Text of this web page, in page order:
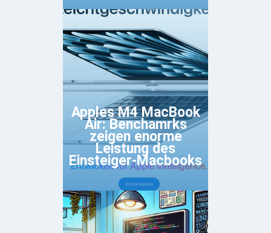
Apples M4 MacBook
Air: Benchamrks
zeigen enorme
Leistung des
Einsteiger-Macbooks